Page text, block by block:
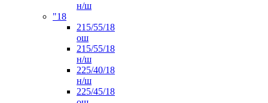
н/ш
"18
215/55/18
ош
215/55/18
н/ш
225/40/18
н/ш
225/45/18